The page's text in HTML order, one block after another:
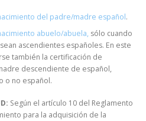
del padre/madre español.
abuelo/abuela, sólo cuando
ascendientes españoles. En este
también la certificación de
descendiente de español,
o no español.
Según el artículo 10 del Reglamento
para la adquisición de la